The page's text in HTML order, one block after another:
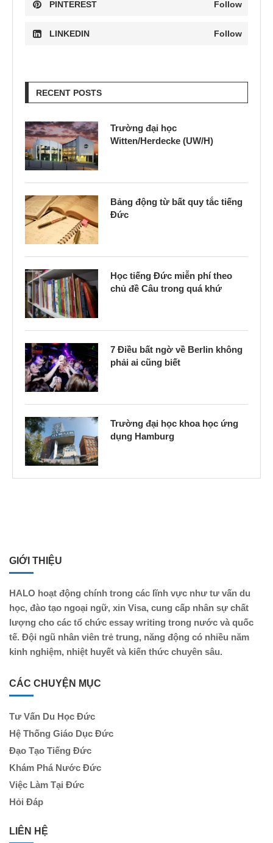
PINTEREST Follow
LINKEDIN Follow
RECENT POSTS
Trường đại học
Witten/Herdecke (UW/H)
Bảng động từ bất quy tắc tiếng
Đức
Học tiếng Đức miễn phí theo
chủ đề Câu trong quá khứ
7 Điều bất ngờ về Berlin không
phải ai cũng biết
Trường đại học khoa học ứng
dụng Hamburg
GIỚI THIỆU
HALO hoạt động chính trong các lĩnh vực như tư vấn du
học, đào tạo ngoại ngữ, xin Visa, cung cấp nhân sự chất
lượng cho các tổ chức essay writing trong nước và quốc
tế. Đội ngũ nhân viên trẻ trung, năng động có nhiều năm
kinh nghiệm, nhiệt huyết và kiến thức chuyên sâu.
CÁC CHUYỆN MỤC
Tư Vấn Du Học Đức
Hệ Thống Giáo Dục Đức
Đạo Tạo Tiếng Đức
Khám Phá Nước Đức
Việc Làm Tại Đức
Hỏi Đáp
LIÊN HỆ